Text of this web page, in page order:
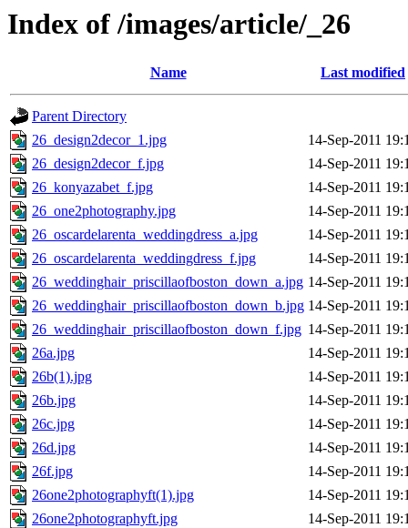
Index of /images/article/_26
Name Last modified
Parent Directory
26_design2decor_1.jpg
14-Sep-2011
26_design2decor_f.jpg
14-Sep-2011
26_konyazabet_f.jpg
14-Sep-2011
26_one2photography.jpg
14-Sep-2011
26_oscardelarenta_weddingdress_a.jpg
14-Sep-2011
26_oscardelarenta_weddingdress_f.jpg
14-Sep-2011
26_weddinghair_priscillaofboston_down_a.jpg 14-Sep-2011
26_weddinghair_priscillaofboston_down_b.jpg 14-Sep-2011
26_weddinghair_priscillaofboston_down_f.jpg 14-Sep-2011
26a.jpg
14-Sep-2011
26b(1).jpg
14-Sep-2011
26b.jpg
14-Sep-2011
26c.jpg
14-Sep-2011
26d.jpg
14-Sep-2011
26f.jpg
14-Sep-2011
26one2photographyft(1).jpg
14-Sep-2011
26one2photographyft.jpg
14-Sep-2011